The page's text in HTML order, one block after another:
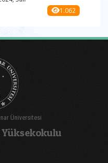
1.062
Üniversitesi